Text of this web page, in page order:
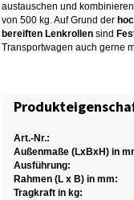
austauschen und
von 500 kg. Auf Grund der
bereiften Lenkrollen sind
Transportwagen auch gerne
Art.-Nr.:
Außenmaße (LxBxH) in
Ausführung:
Rahmen (L x B) in mm:
Tragkraft in kg: